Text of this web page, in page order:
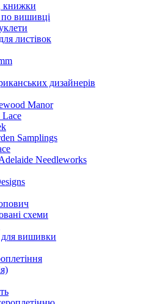
книжки
по вишивці
листівок
дизайнерів
Manor
Samplings
Needleworks
схеми
вишивки